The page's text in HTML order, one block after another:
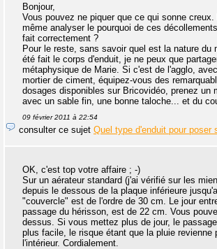
Bonjour,
Vous pouvez ne piquer que ce qui sonne
même analyser le pourquoi de ces
fait correctement ?
Pour le reste, sans savoir quel est la nature du
été fait le corps d'enduit, je ne peux que
métaphysique de Marie. Si c'est de l'agglo,
mortier de ciment, équipez-vous des
dosages disponibles sur Bricovidéo, prenez un
avec un sable fin, une bonne taloche... et du
09 février 2011 à 22:54
consulter ce sujet Quel type d'enduit pour poser
OK, c'est top votre affaire ; -)
Sur un aérateur standard (j'ai vérifié sur les
depuis le dessous de la plaque inférieure
"couvercle" est de l'ordre de 30 cm. Le jour
passage du hérisson, est de 22 cm. Vous
dessus. Si vous mettez plus de jour, le
plus facile, le risque étant que la pluie revienne
l'intérieur. Cordialement.